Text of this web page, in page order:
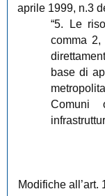
aprile 1999, n.3
“5. Le
comma
base di
Comuni
Modifiche